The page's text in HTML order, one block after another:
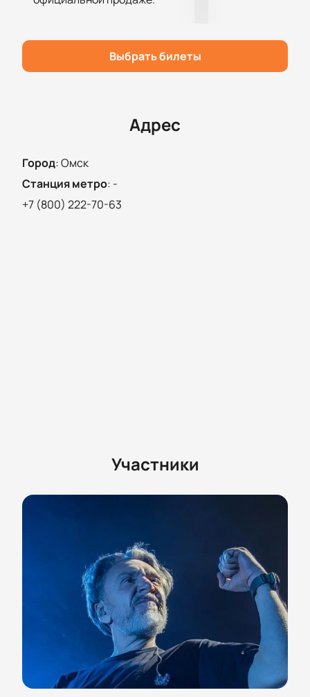
Безопасная онлайн-оплата
группы «Ленинград». Этот вечер обязательно
Выбрать билеты
Адрес
Город:Омск
Станция метро: -
+7 (800) 222-70-63
Участники